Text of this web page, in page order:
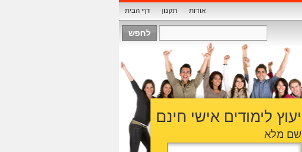
אודות תקנון דף הבית
יעוץ לימודים אישי חינם
שם מלא